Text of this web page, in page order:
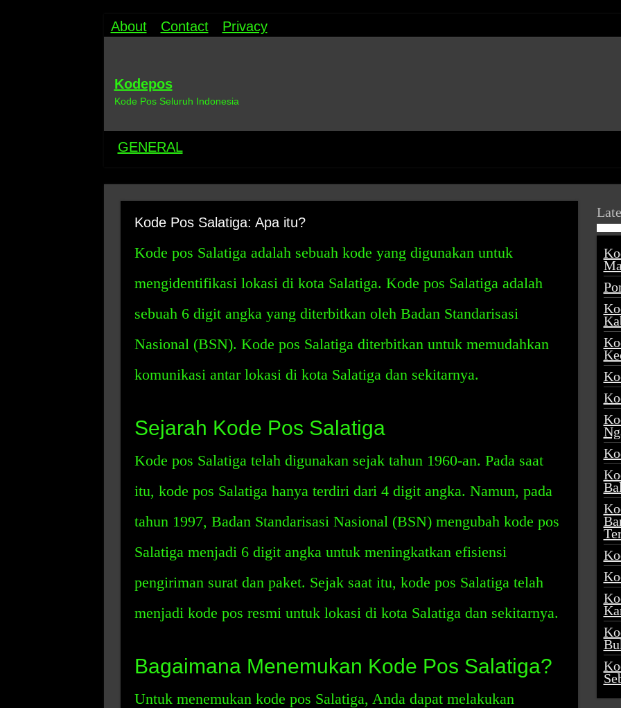
About Contact Privacy
Kodepos
Kode Pos Seluruh Indonesia
GENERAL
Kode Pos Salatiga: Apa itu?
Kode pos Salatiga adalah sebuah kode yang digunakan untuk
mengidentifikasi lokasi di kota Salatiga. Kode pos Salatiga adalah
sebuah 6 digit angka yang diterbitkan oleh Badan Standarisasi
Nasional (BSN). Kode pos Salatiga diterbitkan untuk memudahkan
komunikasi antar lokasi di kota Salatiga dan sekitarnya.
Sejarah Kode Pos Salatiga
Kode pos Salatiga telah digunakan sejak tahun 1960-an. Pada saat
itu, kode pos Salatiga hanya terdiri dari 4 digit angka. Namun, pada
tahun 1997, Badan Standarisasi Nasional (BSN) mengubah kode pos
Salatiga menjadi 6 digit angka untuk meningkatkan efisiensi
pengiriman surat dan paket. Sejak saat itu, kode pos Salatiga telah
menjadi kode pos resmi untuk lokasi di kota Salatiga dan sekitarnya.
Bagaimana Menemukan Kode Pos Salatiga?
Untuk menemukan kode pos Salatiga, Anda dapat melakukan